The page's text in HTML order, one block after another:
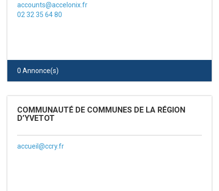
accounts@accelonix.fr
02 32 35 64 80
0 Annonce(s)
COMMUNAUTÉ DE COMMUNES DE LA RÉGION
D’YVETOT
accueil@ccry.fr